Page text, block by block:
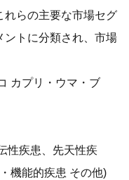
れらの主要な市場セグ
ントに分類され、市場
カプリ・ウマ・ブ
性疾患、先天性疾
機能的疾患 その他)